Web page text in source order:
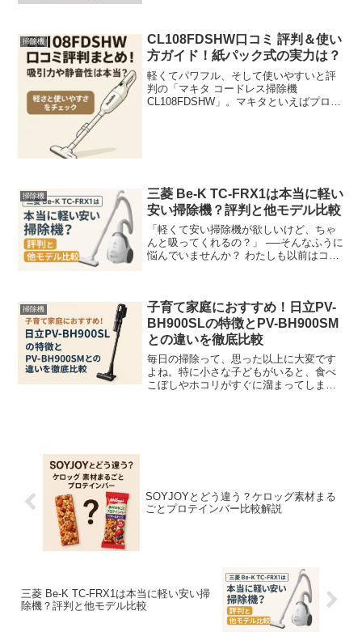
掃除機
CL108FDSHW口コミ 評判＆使い
方ガイド！紙パック式の実力は？
軽くてパワフル、そして使いやすいと評
判の「マキタ コードレス掃除機
CL108FDSHW」。マキタといえばプロの
掃除機
三菱 Be-K TC-FRX1は本当に軽い
安い掃除機？評判と他モデル比較
「軽くて安い掃除機が欲しいけど、ちゃ
んと吸ってくれるの？」 ──そんなふうに
悩んでいませんか？ わたしも以前はコー
ったのが、三菱電機...
掃除機
子育て家庭におすすめ！日立PV-
BH900SLの特徴とPV-BH900SM
との違いを徹底比較
毎日の掃除って、思った以上に大変です
よね。特に小さな子どもがいると、食べ
こぼしやホコリがすぐに溜まってしまっ
SOYJOYとどう違う？ケロッグ素材まる
ごとプロテインバー比較解説
三菱 Be-K TC-FRX1は本当に軽い安い掃
除機？評判と他モデル比較